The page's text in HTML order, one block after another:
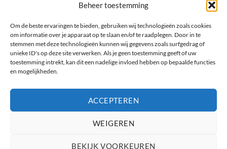
Beheer toestemming
Om de beste ervaringen te bieden, gebruiken wij technologieën zoals cookies
om informatie over je apparaat op te slaan en/of te raadplegen. Door in te
stemmen met deze technologieën kunnen wij gegevens zoals surfgedrag of
unieke ID's op deze site verwerken. Als je geen toestemming geeft of uw
toestemming intrekt, kan dit een nadelige invloed hebben op bepaalde functies
en mogelijkheden.
ACCEPTEREN
WEIGEREN
BEKIJK VOORKEUREN
2026 Met Rianne